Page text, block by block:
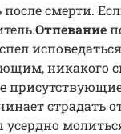
после смерти.
Отпевание
никакого
страдать